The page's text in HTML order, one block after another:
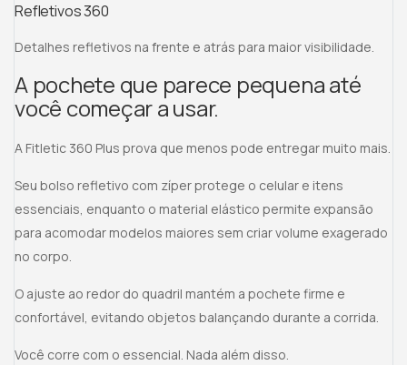
Refletivos 360
Detalhes refletivos na frente e atrás para maior visibilidade.
A pochete que parece pequena até
você começar a usar.
A Fitletic 360 Plus prova que menos pode entregar muito mais.
Seu bolso refletivo com zíper protege o celular e itens
essenciais, enquanto o material elástico permite expansão
para acomodar modelos maiores sem criar volume exagerado
no corpo.
O ajuste ao redor do quadril mantém a pochete firme e
confortável, evitando objetos balançando durante a corrida.
Você corre com o essencial. Nada além disso.